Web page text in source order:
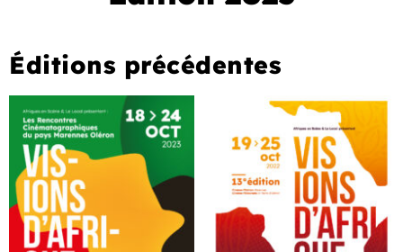
Éditions précédentes